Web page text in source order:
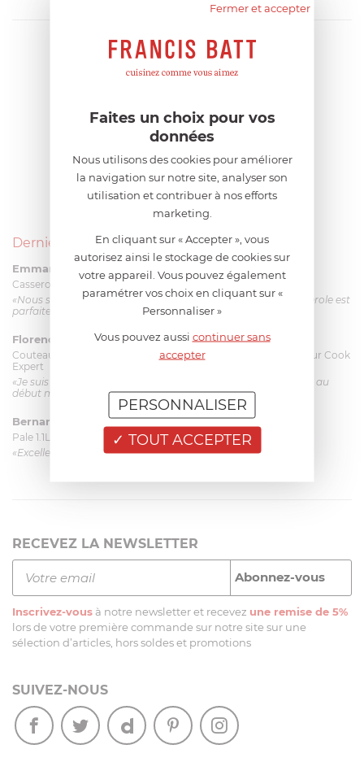
Derniers avis produits
Emmanuel 56 ans le 23/06/2026 à 12:04
Casserole mini 9 cm Castelpro 5 ply poignée fixe
«Nous sommes dans un produit de haute qualité. Cette casserole est
parfaite pour l'élaboration des sauces et vient complé...»
Florence 63 ansle 23/06/2026 à 11:17
Couteau complet avec lame, joint & écrou pour le robot cuiseur Cook
Expert
«Je suis satisfaite du couteau Magimix. L'écrou est un peu dur au
début mais ça le fait. La livraison a été très rapide. ...»
Bernard le 23/06/2026 à 09:43
Pale 1.1L pour Glacier Magimix 11031/121/123/124
«Excellent: produit et livraison»
RECEVEZ LA NEWSLETTER
Inscrivez-vous à notre newsletter et recevez une remise de 5%
lors de votre première commande sur notre site sur une
sélection d’articles, hors soldes et promotions
SUIVEZ-NOUS
Fermer et accepter
Faites un choix pour vos
données
Nous utilisons des cookies pour améliorer
la navigation sur notre site, analyser son
utilisation et contribuer à nos efforts
marketing.
En cliquant sur « Accepter », vous
autorisez ainsi le stockage de cookies sur
votre appareil. Vous pouvez également
paramétrer vos choix en cliquant sur «
Personnaliser »
Vous pouvez aussi continuer sans
accepter
TOUT ACCEPTER
PERSONNALISER